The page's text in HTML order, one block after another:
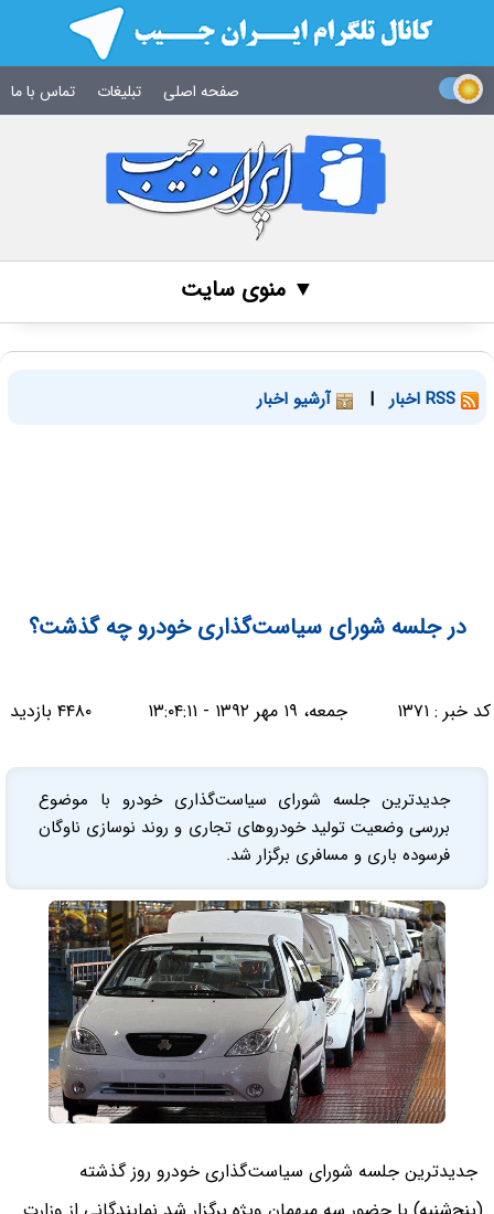
صفحه اصلی تبلیغات تماس با ما
▼ منوی سایت
| آرشیو اخبار
در جلسه شورای سیاست‌گذاری خودرو چه گذشت؟
کد خبر :۱۳۷۱ جمعه، ۱۹ مهر ۱۳۹۲ - ۱۳:۰۴:۱۱ ۴۴۸۰ بازدید
جدیدترین جلسه شورای سیاست‌گذاری خودرو با موضوع
بررسی وضعیت تولید خودروهای تجاری و روند نوسازی ناوگان
فرسوده باری و مسافری برگزار شد.
جدیدترین جلسه شورای سیاست‌گذاری خودرو روز گذشته